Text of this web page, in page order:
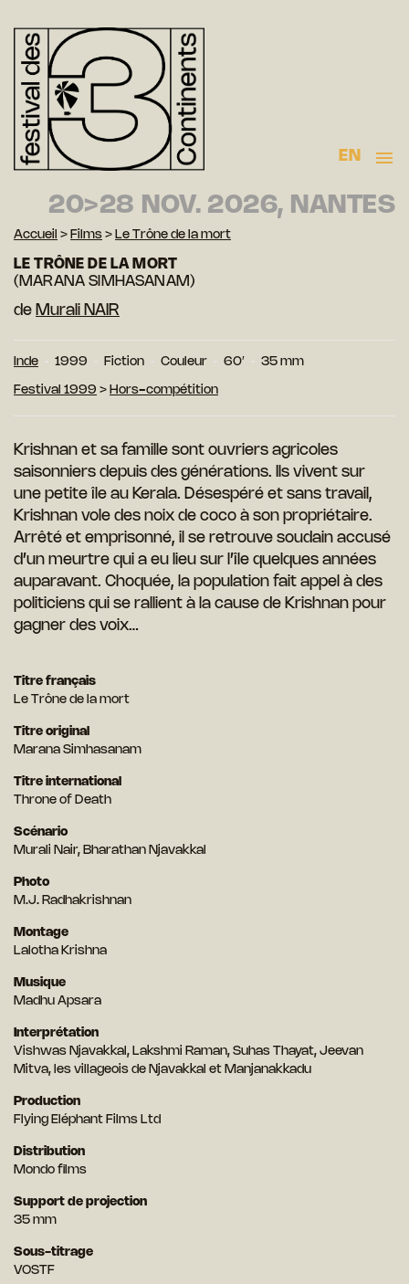
EN
20>28 NOV. 2026, NANTES
Accueil > Films > Le Trône de la mort
LE TRÔNE DE LA MORT
(MARANA SIMHASANAM)
de Murali NAIR
Inde 1999 Fiction Couleur 60′ 35 mm
Festival 1999 > Hors-compétition
Krishnan et sa famille sont ouvriers agricoles
saisonniers depuis des générations. Ils vivent sur
une petite île au Kerala. Désespéré et sans travail,
Krishnan vole des noix de coco à son propriétaire.
Arrêté et emprisonné, il se retrouve soudain accusé
d’un meurtre qui a eu lieu sur l’île quelques années
auparavant. Choquée, la population fait appel à des
politiciens qui se rallient à la cause de Krishnan pour
gagner des voix…
Titre français
Le Trône de la mort
Titre original
Marana Simhasanam
Titre international
Throne of Death
Scénario
Murali Nair, Bharathan Njavakkal
Photo
M.J. Radhakrishnan
Montage
Lalotha Krishna
Musique
Madhu Apsara
Interprétation
Vishwas Njavakkal, Lakshmi Raman, Suhas Thayat, Jeevan
Mitva, les villageois de Njavakkal et Manjanakkadu
Production
Flying Eléphant Films Ltd
Distribution
Mondo films
Support de projection
35 mm
Sous-titrage
VOSTF